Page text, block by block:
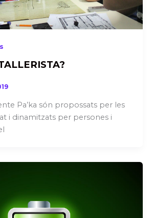
Pa’ka són propossats per les
i dinamitzats per persones i